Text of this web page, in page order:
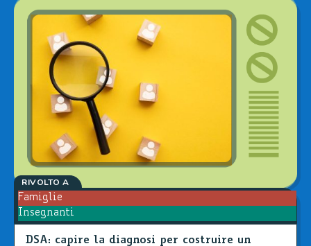
RIVOLTO A
Famiglie
Insegnanti
DSA: capire la diagnosi per costruire un